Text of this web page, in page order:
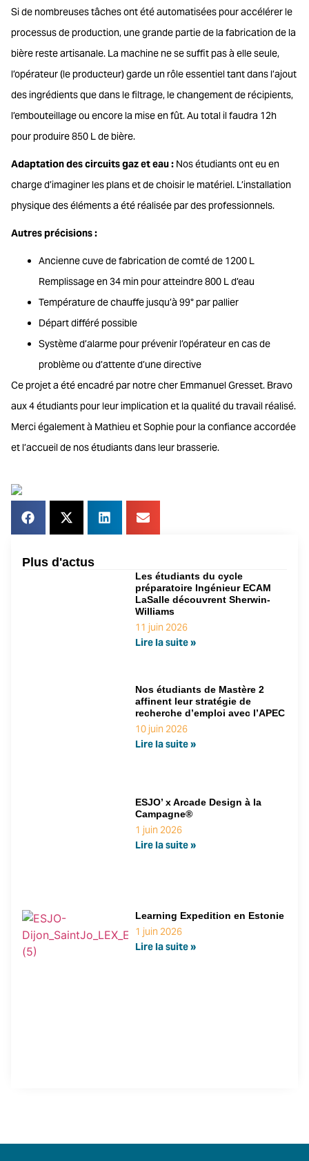
Si de nombreuses tâches ont été automatisées pour accélérer le
processus de production, une grande partie de la fabrication de la
bière reste artisanale. La machine ne se suffit pas à elle seule,
l’opérateur (le producteur) garde un rôle essentiel tant dans l’ajout
des ingrédients que dans le filtrage, le changement de récipients,
l’embouteillage ou encore la mise en fût. Au total il faudra 12h
pour produire 850 L de bière.
Adaptation des circuits gaz et eau : Nos étudiants ont eu en
charge d’imaginer les plans et de choisir le matériel. L’installation
physique des éléments a été réalisée par des professionnels.
Autres précisions :
Ancienne cuve de fabrication de comté de 1200 L
Remplissage en 34 min pour atteindre 800 L d’eau
Température de chauffe jusqu’à 99° par pallier
Départ différé possible
Système d’alarme pour prévenir l’opérateur en cas de
problème ou d’attente d’une directive
Ce projet a été encadré par notre cher Emmanuel Gresset. Bravo
aux 4 étudiants pour leur implication et la qualité du travail réalisé.
Merci également à Mathieu et Sophie pour la confiance accordée
et l’accueil de nos étudiants dans leur brasserie.
Plus d'actus
Les étudiants du cycle
préparatoire Ingénieur ECAM
LaSalle découvrent Sherwin-
Williams
11 juin 2026
Lire la suite »
Nos étudiants de Mastère 2
affinent leur stratégie de
recherche d’emploi avec l’APEC
10 juin 2026
Lire la suite »
ESJO’ x Arcade Design à la
Campagne®
1 juin 2026
Lire la suite »
Learning Expedition en Estonie
1 juin 2026
Lire la suite »